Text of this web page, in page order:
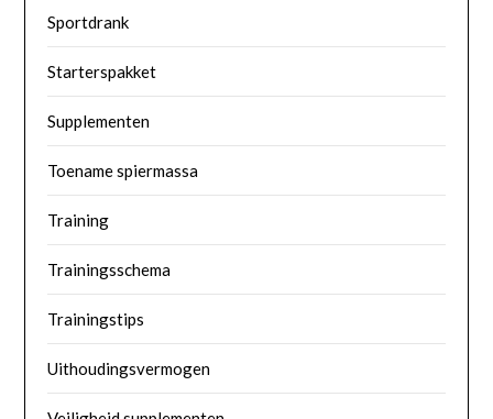
Sportdrank
Starterspakket
Supplementen
Toename spiermassa
Training
Trainingsschema
Trainingstips
Uithoudingsvermogen